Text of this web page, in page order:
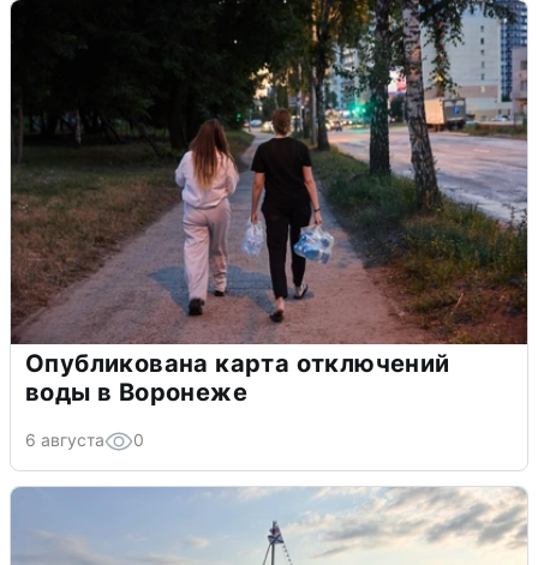
Опубликована карта отключений
воды в Воронеже
6 августа 0